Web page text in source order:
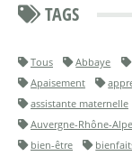
TAGS
Tous Abbaye
Apaisement
assistante maternelle
Auvergne-Rhône-
bien-être